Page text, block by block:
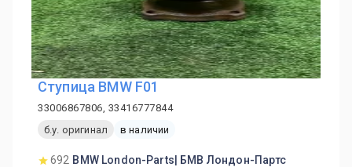
Ступица BMW F01
33006867806, 33416777844
б.у. оригинал
в наличии
692 BMW London-Parts| БМВ Лондон-Партс